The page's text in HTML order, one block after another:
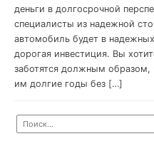
деньги в долгосрочной
специалисты из надежной
автомобиль будет в
дорогая инвестиция. Вы
заботятся должным
им долгие годы без […]
Найти: